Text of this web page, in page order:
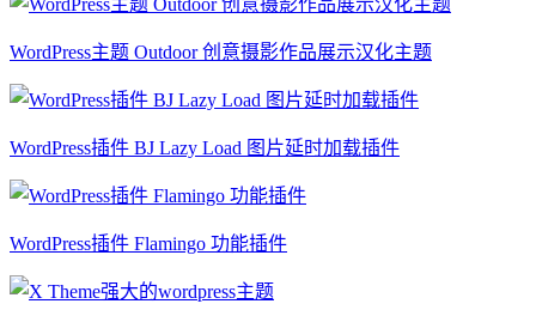
WordPress主题 Outdoor 创意摄影作品展示汉化主题
WordPress插件 BJ Lazy Load 图片延时加载插件
WordPress插件 Flamingo 功能插件